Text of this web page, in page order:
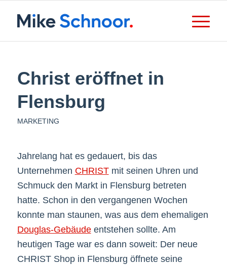
Christ eröffnet in
Flensburg
MARKETING
Jahrelang hat es gedauert, bis das
Unternehmen CHRISTmit seinen Uhren und
Schmuck den Markt in Flensburg betreten
hatte. Schon in den vergangenen Wochen
konnte man staunen, was aus dem ehemaligen
Douglas-Gebäudeentstehen sollte. Am
heutigen Tage war es dann soweit: Der neue
CHRIST Shop in Flensburg öffnete seine